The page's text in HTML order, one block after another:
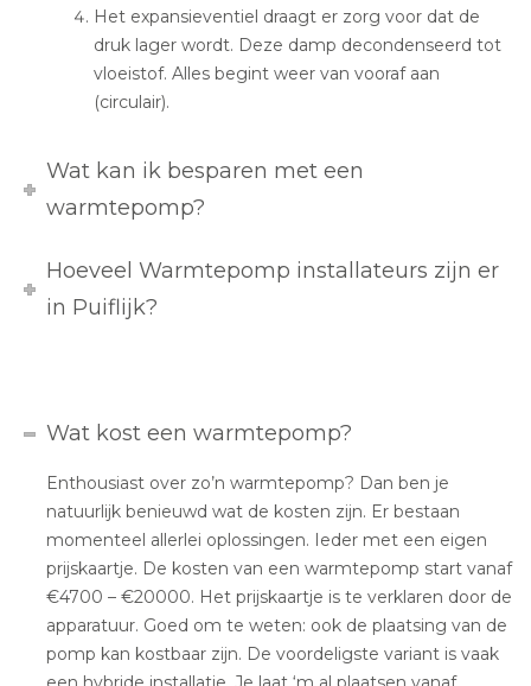
Het expansieventiel draagt er zorg voor dat de
druk lager wordt. Deze damp decondenseerd tot
vloeistof. Alles begint weer van vooraf aan
(circulair).
Wat kan ik besparen met een
warmtepomp?
Hoeveel Warmtepomp installateurs zijn er
in Puiflijk?
Wat kost een warmtepomp?
Enthousiast over zo’n warmtepomp? Dan ben je
natuurlijk benieuwd wat de kosten zijn. Er bestaan
momenteel allerlei oplossingen. Ieder met een eigen
prijskaartje. De kosten van een warmtepomp start vanaf
€4700 – €20000. Het prijskaartje is te verklaren door de
apparatuur. Goed om te weten: ook de plaatsing van de
pomp kan kostbaar zijn. De voordeligste variant is vaak